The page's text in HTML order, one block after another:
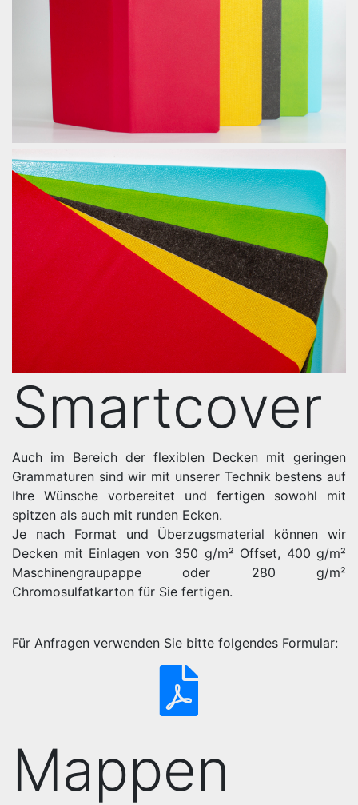
Smartcover
Auch im Bereich der flexiblen Decken mit geringen
Grammaturen sind wir mit unserer Technik bestens auf
Ihre Wünsche vorbereitet und fertigen sowohl mit
spitzen als auch mit runden Ecken.
Je nach Format und Überzugsmaterial können wir
Decken mit Einlagen von 350 g/m² Offset, 400 g/m²
Maschinengraupappe oder 280 g/m²
Chromosulfatkarton für Sie fertigen.
Für Anfragen verwenden Sie bitte folgendes Formular:
Mappen